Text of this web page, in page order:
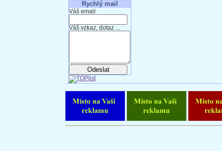
Rychlý mail
Váš email
Váš vzkaz, dotaz ...